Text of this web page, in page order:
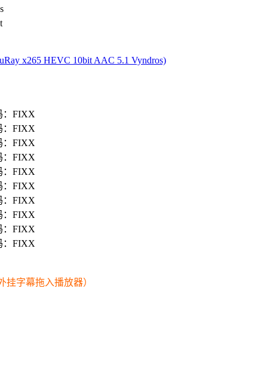
x265 HEVC 10bit AAC 5.1 Vyndros)
：FIXX
：FIXX
：FIXX
：FIXX
：FIXX
：FIXX
：FIXX
：FIXX
：FIXX
：FIXX
挂字幕拖入播放器）